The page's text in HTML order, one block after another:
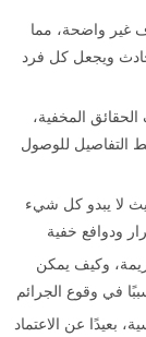
غير واضحة، مما
ويجعل كل فرد
المخفية،
التفاصيل للوصول
لا يبدو كل شيء
ودوافع خفية
وكيف يمكن
في وقوع الجرائم
بعيدًا عن الاعتماد